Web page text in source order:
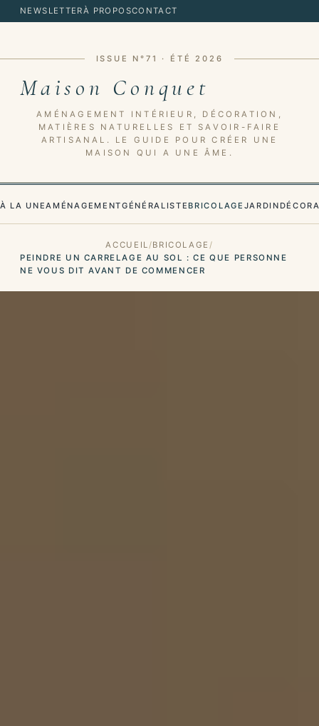
NEWSLETTERÀ PROPOSCONTACT
ISSUE N°71 · ÉTÉ 2026
Maison Conquet
AMÉNAGEMENT INTÉRIEUR, DÉCORATION,
MATIÈRES NATURELLES ET SAVOIR-FAIRE
ARTISANAL. LE GUIDE POUR CRÉER UNE
MAISON QUI A UNE ÂME.
À LA UNEAMÉNAGEMENTGÉNÉRALISTEBRICOLAGE JARDIN
ACCUEIL
BRICOLAGE
PEINDRE UN CARRELAGE AU SOL : CE QUE PERSONNE
NE VOUS DIT AVANT DE COMMENCER